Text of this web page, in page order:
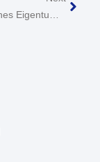
Wirtschaftliches Eigentum Von Sicherungsaktien